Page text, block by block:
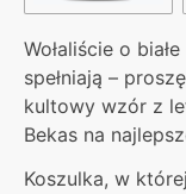
Wołaliście o
spełniają –
kultowy wzór z
Bekas na
Koszulka, w